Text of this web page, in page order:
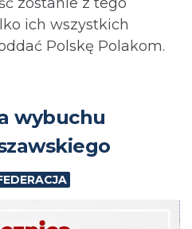
ich wszystkich
Polskę Polakom.
wybuchu